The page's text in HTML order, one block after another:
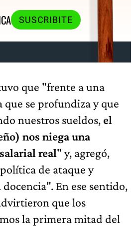
SUSCRIBITE
que "frente a una
que se profundiza y que
nuestros sueldos, el
nos niega una
real" y, agregó,
de ataque y
En ese sentido,
que los
la primera mitad del